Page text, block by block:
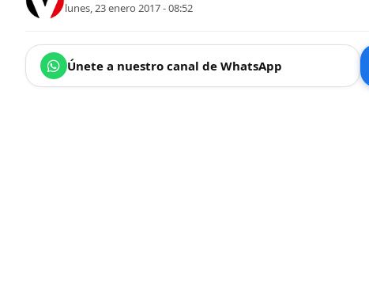
lunes, 23 enero 2017 - 08:52
Únete a nuestro canal de WhatsApp